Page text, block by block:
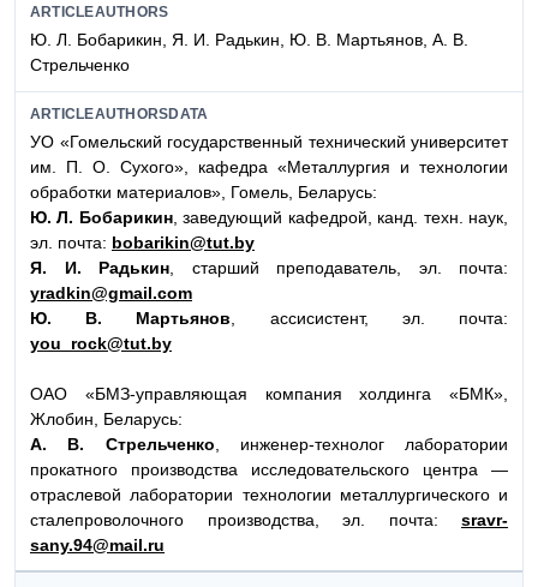
ARTICLEAUTHORS
Ю. Л. Бобарикин, Я. И. Радькин, Ю. В. Мартьянов, А. В.
Стрельченко
ARTICLEAUTHORSDATA
УО «Гомельский государственный технический университет
им. П. О. Сухого», кафедра «Металлургия и технологии
обработки материалов», Гомель, Беларусь:
Ю. Л. Бобарикин, заведующий кафедрой, канд. техн. наук,
эл. почта: bobarikin@tut.by
Я. И. Радькин , старший преподаватель, эл. почта:
yradkin@gmail.com
Ю. В. Мартьянов , ассисистент, эл. почта:
you_rock@tut.by
ОАО «БМЗ-управляющая компания холдинга «БМК»,
Жлобин, Беларусь:
А. В. Стрельченко , инженер-технолог лаборатории
прокатного производства исследовательского центра —
отраслевой лаборатории технологии металлургического и
сталепроволочного производства, эл. почта: sravr-
sany.94@mail.ru